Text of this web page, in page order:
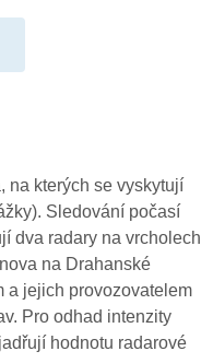
na kterých se vyskytují
Sledování počasí
dva radary na vrcholech
na Drahanské
a jejich provozovatelem
Pro odhad intenzity
hodnotu radarové